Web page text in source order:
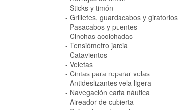
Sticks y timón
Grilletes, guardacabos y giratorios
Pasacabos y puentes
Cinchas acolchadas
Tensiómetro jarcia
Catavientos
Veletas
Cintas para reparar velas
Antideslizantes vela ligera
Navegación carta náutica
Aireador de cubierta